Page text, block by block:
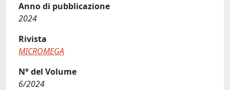
Anno di pubblicazione
2024
Rivista
MICROMEGA
N° del Volume
6/2024